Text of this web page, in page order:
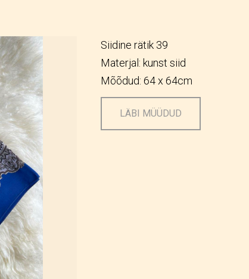
Siidine rätik 39
Materjal: kunst siid
Mõõdud: 64 x 64cm
LÄBI MÜÜDUD